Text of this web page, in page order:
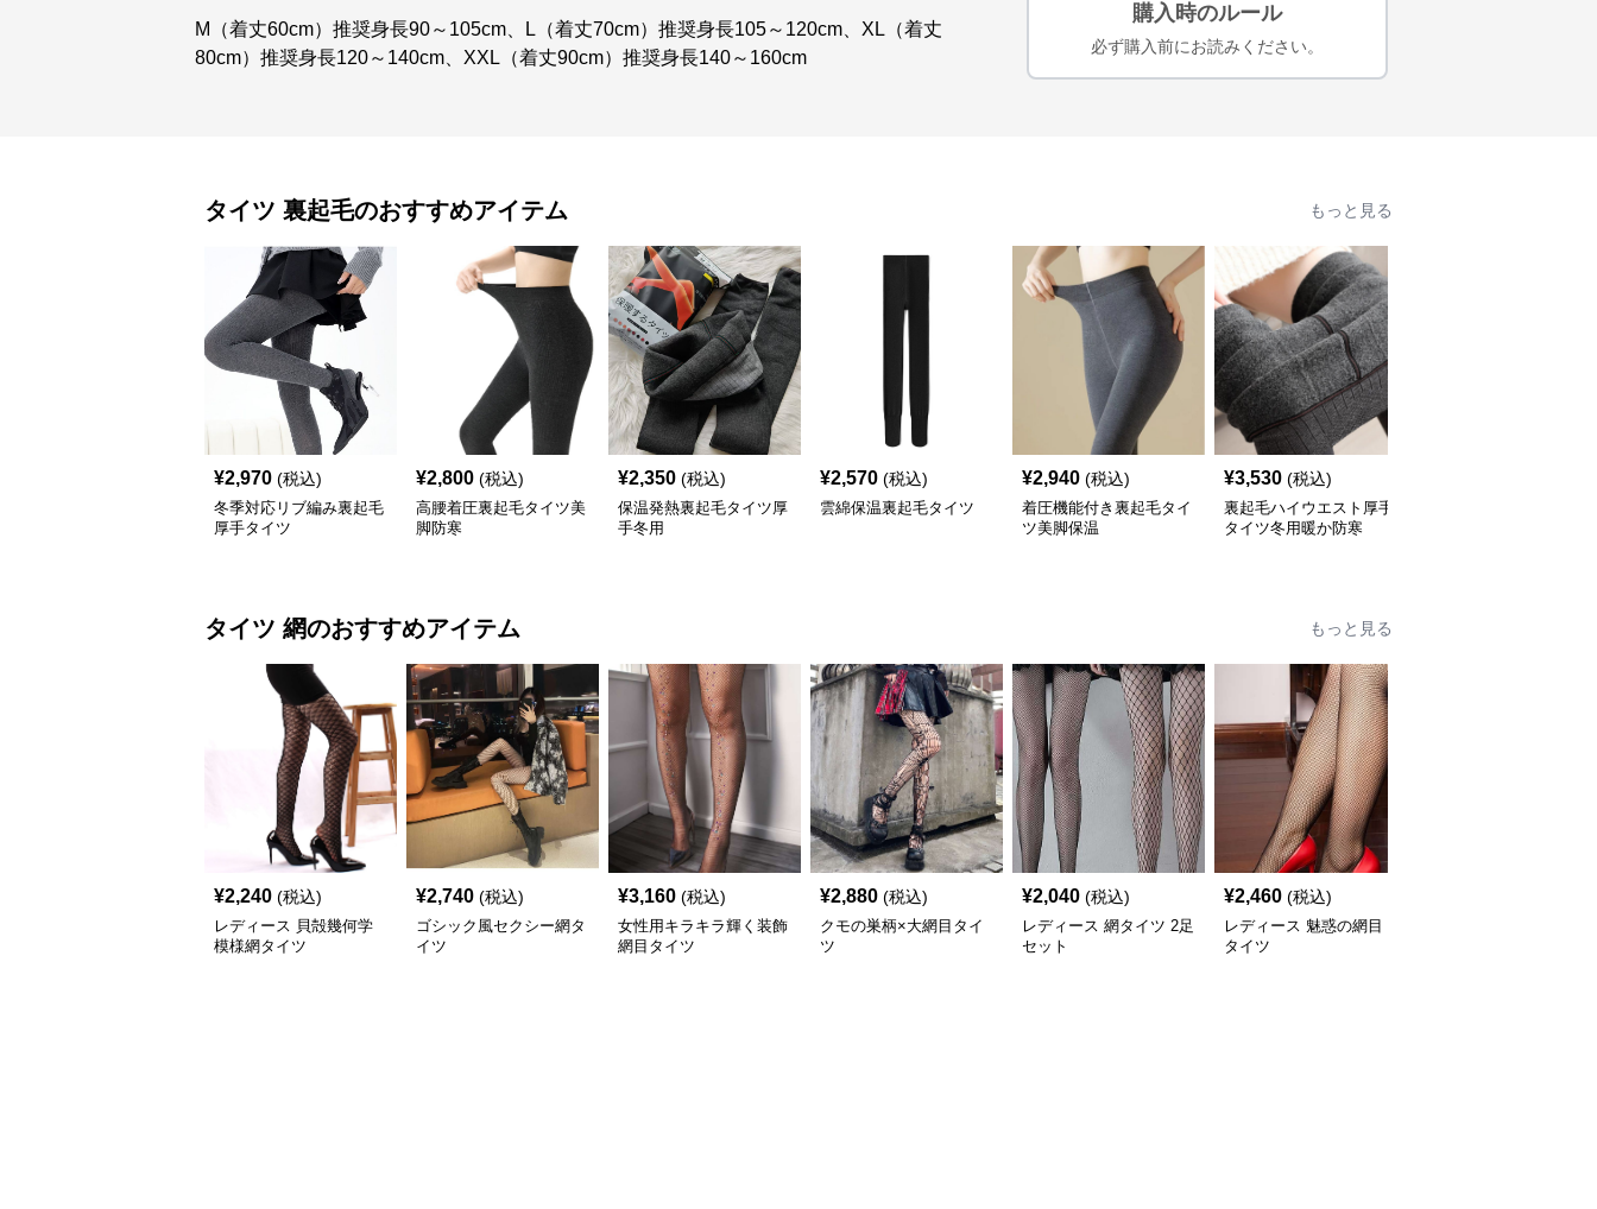
M（着丈60cm）推奨身長90～105cm、L（着丈70cm）推奨身長105～120cm、XL（着丈
80cm）推奨身長120～140cm、XXL（着丈90cm）推奨身長140～160cm
購入時のルール
必ず購入前にお読みください。
タイツ 裏起毛のおすすめアイテム もっと見る
¥2,970 (税込)
冬季対応リブ編み裏起毛
厚手タイツ
¥2,800 (税込)
高腰着圧裏起毛タイツ美
脚防寒
¥2,350 (税込)
保温発熱裏起毛タイツ厚
手冬用
¥2,570 (税込)
雲綿保温裏起毛タイツ
¥2,940 (税込)
着圧機能付き裏起毛タイ
ツ美脚保温
¥3,530 (税込)
裏起毛ハイウエスト厚手
タイツ冬用暖か防寒
タイツ 網のおすすめアイテム もっと見る
¥2,240 (税込)
レディース 貝殻幾何学
模様網タイツ
¥2,740 (税込)
ゴシック風セクシー網タ
イツ
¥3,160 (税込)
女性用キラキラ輝く装飾
網目タイツ
¥2,880 (税込)
クモの巣柄×大網目タイ
ツ
¥2,040 (税込)
レディース 網タイツ 2足
セット
¥2,460 (税込)
レディース 魅惑の網目
タイツ